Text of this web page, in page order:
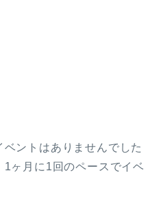
ントはありませんでした
ヶ月に1回のペースでイベ